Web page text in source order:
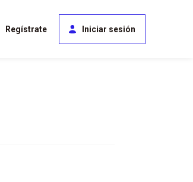
Regístrate Iniciar sesión